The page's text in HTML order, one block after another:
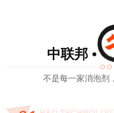
中联邦
不是每一家消泡剂